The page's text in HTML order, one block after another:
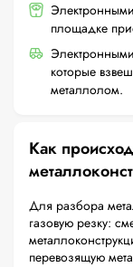
площадке
которые
металлолом.
Как
Для разбора
газовую резку:
перевозящую